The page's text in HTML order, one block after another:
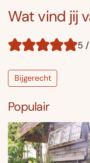
Wat vind jij
5
Bijgerecht
Populair